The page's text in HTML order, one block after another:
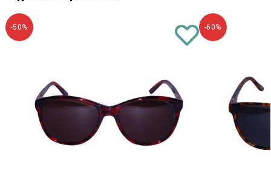
-50% -60%